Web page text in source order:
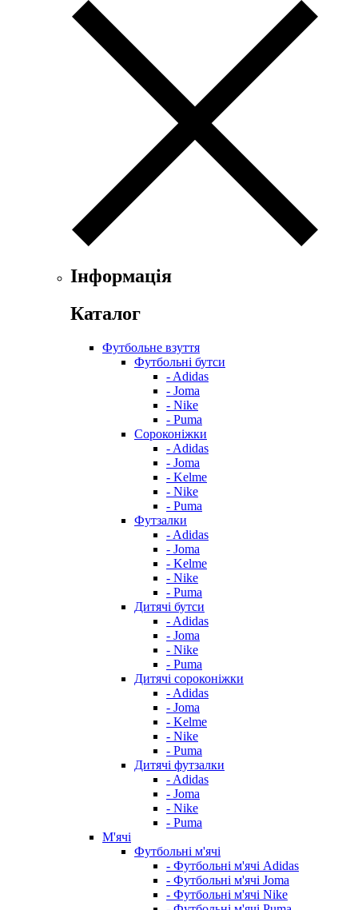
Інформація
Каталог
Футбольне взуття
Футбольні бутси
- Adidas
- Joma
- Nike
- Puma
Сороконіжки
- Adidas
- Joma
- Kelme
- Nike
- Puma
Футзалки
- Adidas
- Joma
- Kelme
- Nike
- Puma
Дитячі бутси
- Adidas
- Joma
- Nike
- Puma
Дитячі сороконіжки
- Adidas
- Joma
- Kelme
- Nike
- Puma
Дитячі футзалки
- Adidas
- Joma
- Nike
- Puma
М'ячі
Футбольні м'ячі
- Футбольні м'ячі Adidas
- Футбольні м'ячі Joma
- Футбольні м'ячі Nike